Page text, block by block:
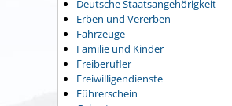
Deutsche Staatsangehörigkeit
Erben und Vererben
Fahrzeuge
Familie und Kinder
Freiberufler
Freiwilligendienste
Führerschein